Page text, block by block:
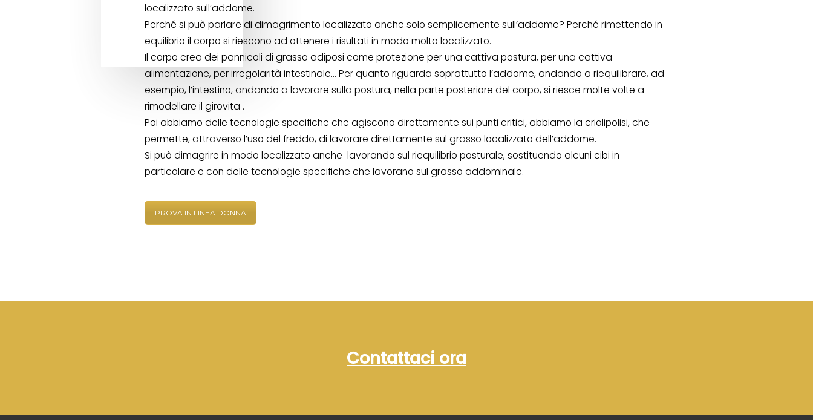
localizzato sull’addome.
Perché si può parlare di dimagrimento localizzato anche solo semplicemente sull’addome? Perché rimettendo in
equilibrio il corpo si riescono ad ottenere i risultati in modo molto localizzato.
Il corpo crea dei pannicoli di grasso adiposi come protezione per una cattiva postura, per una cattiva
alimentazione, per irregolarità intestinale… Per quanto riguarda soprattutto l’addome, andando a riequilibrare, ad
esempio, l’intestino, andando a lavorare sulla postura, nella parte posteriore del corpo, si riesce molte volte a
rimodellare il girovita .
Poi abbiamo delle tecnologie specifiche che agiscono direttamente sui punti critici, abbiamo la criolipolisi, che
permette, attraverso l’uso del freddo, di lavorare direttamente sul grasso localizzato dell’addome.
Si può dimagrire in modo localizzato anche lavorando sul riequilibrio posturale, sostituendo alcuni cibi in
particolare e con delle tecnologie specifiche che lavorano sul grasso addominale.
PROVA IN LINEA DONNA
Contattaci ora